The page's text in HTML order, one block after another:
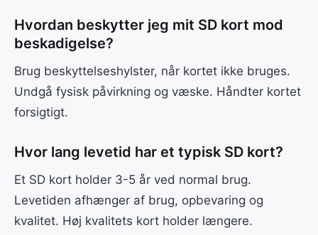
Hvordan beskytter jeg mit SD kort mod
beskadigelse?
Brug beskyttelseshylster, når kortet ikke bruges.
Undgå fysisk påvirkning og væske. Håndter kortet
forsigtigt.
Hvor lang levetid har et typisk SD kort?
Et SD kort holder 3-5 år ved normal brug.
Levetiden afhænger af brug, opbevaring og
kvalitet. Høj kvalitets kort holder længere.